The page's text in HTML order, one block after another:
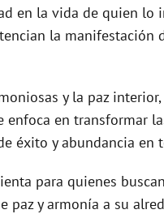
d
o
en la vida de quien lo
la manifestación
y la paz
en transformar
éxito y abundancia en
para quienes
paz y armonía a su